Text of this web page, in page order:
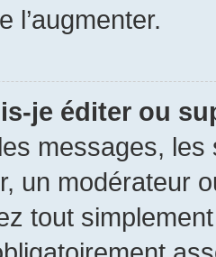
l’augmenter.
je éditer ou
messages,
un modérateur
tout